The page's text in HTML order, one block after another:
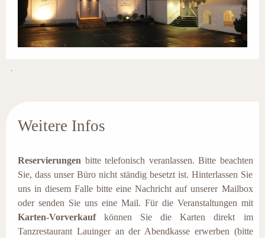
Weitere Infos
Reservierungen bitte telefonisch veranlassen. Bitte beachten
Sie, dass unser Büro nicht ständig besetzt ist. Hinterlassen Sie
uns in diesem Falle bitte eine Nachricht auf unserer Mailbox
oder senden Sie uns eine Mail. Für die Veranstaltungen mit
Karten-Vorverkauf
können Sie die Karten direkt im
Tanzrestaurant Lauinger an der Abendkasse erwerben (bitte